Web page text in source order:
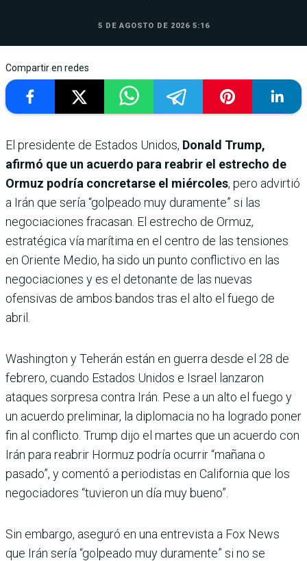
5 DE AGOSTO DE 2026 5:16
Compartir en redes
El presidente de Estados Unidos, Donald Trump,
afirmó que un acuerdo para reabrir el estrecho de
Ormuz podría concretarse el miércoles, pero advirtió
a Irán que sería “golpeado muy duramente” si las
negociaciones fracasan. El estrecho de Ormuz,
estratégica vía marítima en el centro de las tensiones
en Oriente Medio, ha sido un punto conflictivo en las
negociaciones y es el detonante de las nuevas
ofensivas de ambos bandos tras el alto el fuego de
abril.
Washington y Teherán están en guerra desde el 28 de
febrero, cuando Estados Unidos e Israel lanzaron
ataques sorpresa contra Irán. Pese a un alto el fuego y
un acuerdo preliminar, la diplomacia no ha logrado poner
fin al conflicto. Trump dijo el martes que un acuerdo con
Irán para reabrir Hormuz podría ocurrir “mañana o
pasado”, y comentó a periodistas en California que los
negociadores “tuvieron un día muy bueno”.
Sin embargo, aseguró en una entrevista a Fox News
que Irán sería “golpeado muy duramente” si no se